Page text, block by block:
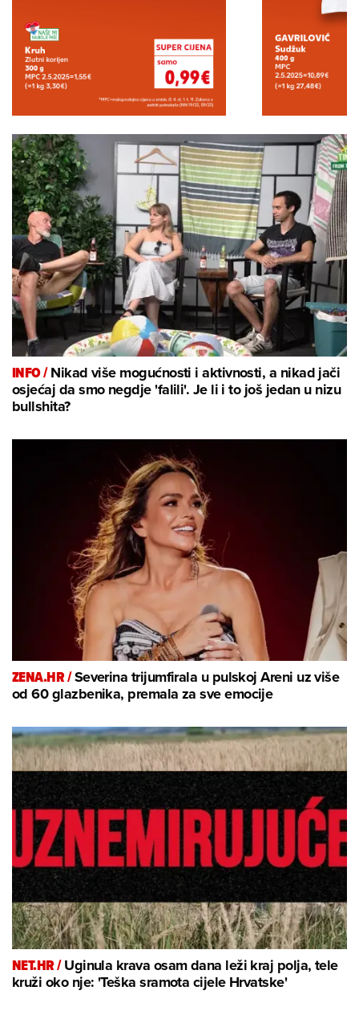
INFO /Nikad više mogućnosti i aktivnosti, a nikad jači
osjećaj da smo negdje 'falili'. Je li i to još jedan u nizu
bullshita?
ZENA.HR /Severina trijumfirala u pulskoj Areni uz više
od 60 glazbenika, premala za sve emocije
NET.HR /Uginula krava osam dana leži kraj polja, tele
kruži oko nje: 'Teška sramota cijele Hrvatske'